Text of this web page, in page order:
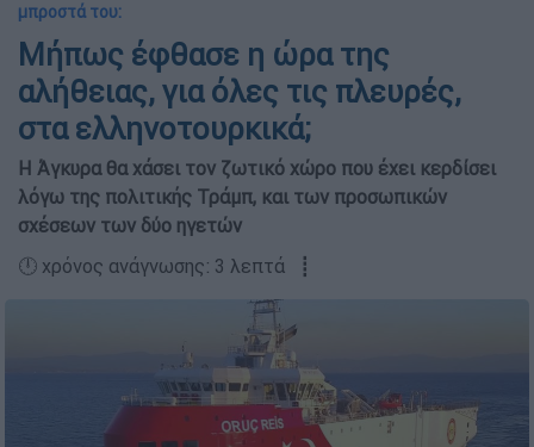
μπροστά του:
Μήπως έφθασε η ώρα της
αλήθειας, για όλες τις πλευρές,
στα ελληνοτουρκικά;
H Άγκυρα θα χάσει τον ζωτικό χώρο που έχει κερδίσει
λόγω της πολιτικής Τράμπ, και των προσωπικών
σχέσεων των δύο ηγετών
🕛 χρόνος ανάγνωσης: 3 λεπτά ┋